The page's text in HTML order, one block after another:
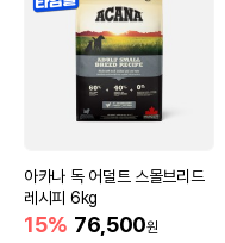
아카나 독 어덜트 스몰브리드
레시피 6kg
15% 76,500원